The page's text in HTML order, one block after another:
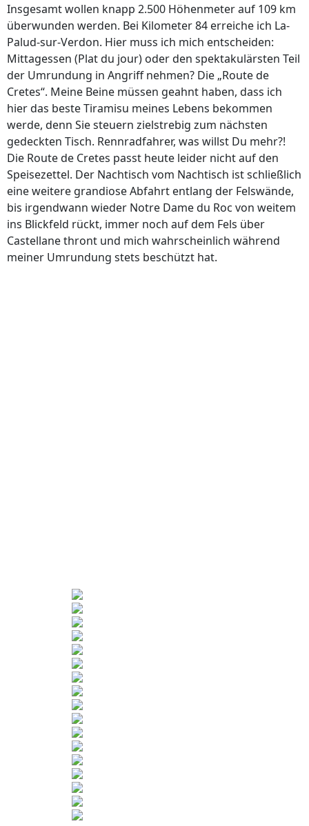
Insgesamt wollen knapp 2.500 Höhenmeter auf 109 km
überwunden werden. Bei Kilometer 84 erreiche ich La-
Palud-sur-Verdon. Hier muss ich mich entscheiden:
Mittagessen (Plat du jour) oder den spektakulärsten Teil
der Umrundung in Angriff nehmen? Die „Route de
Cretes“. Meine Beine müssen geahnt haben, dass ich
hier das beste Tiramisu meines Lebens bekommen
werde, denn Sie steuern zielstrebig zum nächsten
gedeckten Tisch. Rennradfahrer, was willst Du mehr?!
Die Route de Cretes passt heute leider nicht auf den
Speisezettel. Der Nachtisch vom Nachtisch ist schließlich
eine weitere grandiose Abfahrt entlang der Felswände,
bis irgendwann wieder Notre Dame du Roc von weitem
ins Blickfeld rückt, immer noch auf dem Fels über
Castellane thront und mich wahrscheinlich während
meiner Umrundung stets beschützt hat.